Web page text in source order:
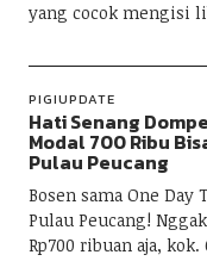
yang cocok mengisi
PIGIUPDATE
Hati Senang
Modal 700 Ribu
Pulau Peucang
Bosen sama One
Pulau Peucang!
Rp700 ribuan aja,